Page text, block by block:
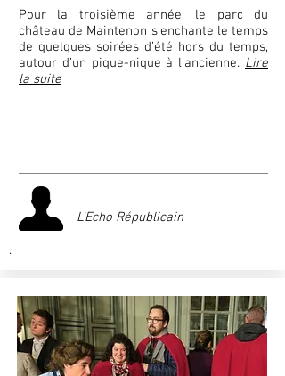
Pour la troisième année, le parc du
château de Maintenon s’enchante le temps
de quelques soirées d’été hors du temps,
autour d’un pique-nique à l’ancienne. Lire
la suite
L'Echo Républicain
.